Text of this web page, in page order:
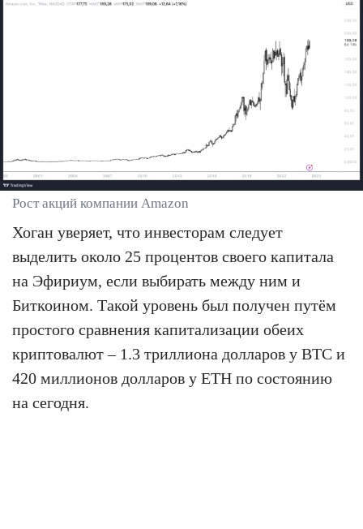
Рост акций компании Amazon
Хоган уверяет, что инвесторам следует
выделить около 25 процентов своего капитала
на Эфириум, если выбирать между ним и
Биткоином. Такой уровень был получен путём
простого сравнения капитализации обеих
криптовалют – 1.3 триллиона долларов у BTC и
420 миллионов долларов у ETH по состоянию
на сегодня.